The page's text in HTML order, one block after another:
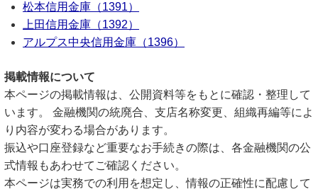
松本信用金庫（1391）
上田信用金庫（1392）
アルプス中央信用金庫（1396）
掲載情報について
本ページの掲載情報は、公開資料等をもとに確認・整理して
います。 金融機関の統廃合、支店名称変更、組織再編等によ
り内容が変わる場合があります。
振込や口座登録など重要なお手続きの際は、各金融機関の公
式情報もあわせてご確認ください。
本ページは実務での利用を想定し、情報の正確性に配慮して